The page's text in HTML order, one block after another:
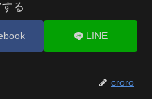
る
LINE
croro